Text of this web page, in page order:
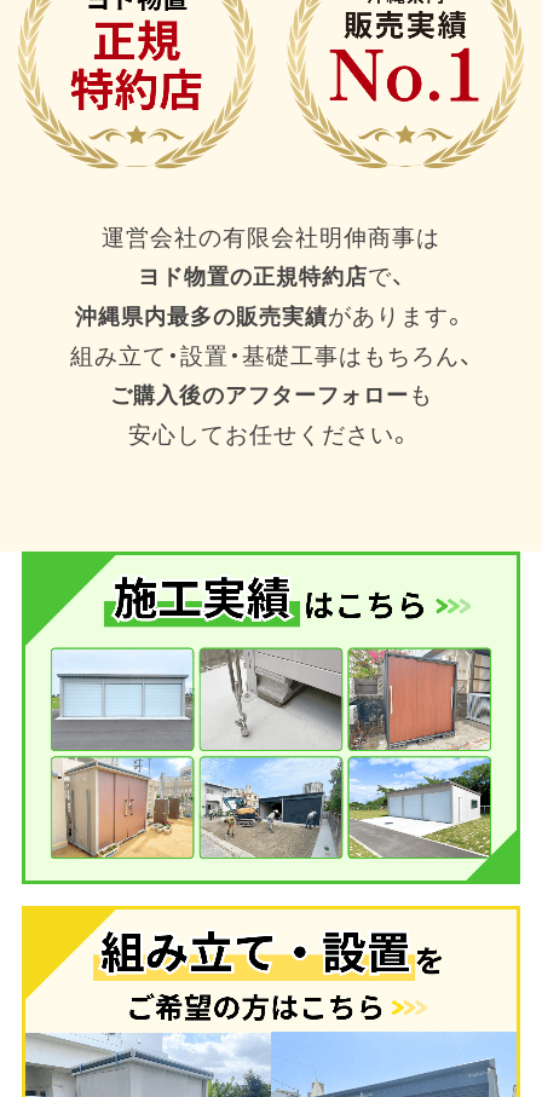
運営会社の有限会社明伸商事は
ヨド物置の正規特約店で、
沖縄県内最多の販売実績があります。
組み立て・設置・基礎工事はもちろん、
ご購入後のアフターフォローも
安心してお任せください。